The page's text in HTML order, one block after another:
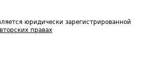
юридически зарегистрированной
правах